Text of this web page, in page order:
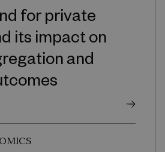
for private
its impact on
and